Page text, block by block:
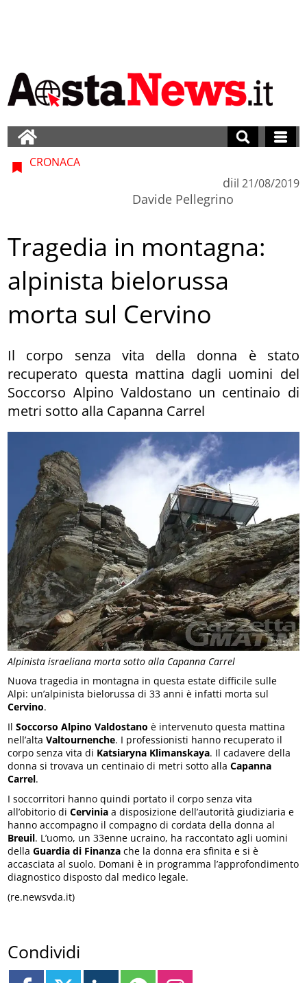
Alpinista israeliana morta sotto alla Capanna Carrel
CRONACA
di
Davide Pellegrino
il 21/08/2019
Tragedia in montagna:
alpinista bielorussa
morta sul Cervino
Il corpo senza vita della donna è stato
recuperato questa mattina dagli uomini del
Soccorso Alpino Valdostano un centinaio di
metri sotto alla Capanna Carrel
Nuova tragedia in montagna in questa estate difficile sulle
Alpi: un’alpinista bielorussa di 33 anni è infatti morta sul
Cervino.
IlSoccorso Alpino Valdostano è intervenuto questa mattina
nell’altaValtournenche. I professionisti hanno recuperato il
corpo senza vita di Katsiaryna Klimanskaya. Il cadavere della
donna si trovava un centinaio di metri sotto allaCapanna
Carrel.
I soccorritori hanno quindi portato il corpo senza vita
all’obitorio diCervinia a disposizione dell’autorità giudiziaria e
hanno accompagno il compagno di cordata della donna al
Breuil. L’uomo, un 33enne ucraino, ha raccontato agli uomini
dellaGuardia di Finanza che la donna era sfinita e si è
accasciata al suolo. Domani è in programma l’approfondimento
diagnostico disposto dal medico legale.
(re.newsvda.it)
Condividi